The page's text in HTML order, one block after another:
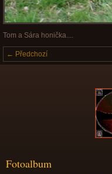
Tom a Sára honička....
← Předchozí
Fotoalbum